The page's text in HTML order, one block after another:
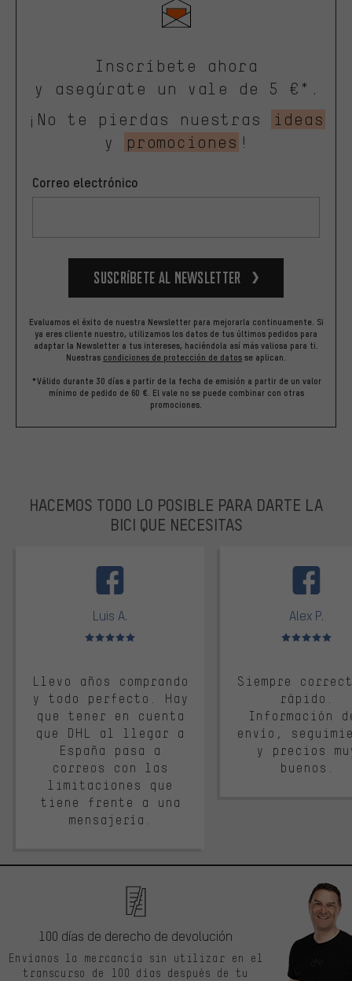
Inscríbete ahora
y asegúrate un vale de 5 €*.
¡No te pierdas nuestras
ideas
y
promociones !
Correo electrónico
Suscríbete al newsletter
Evaluamos el éxito de nuestra Newsletter para mejorarla continuamente. Si
ya eres cliente nuestro, utilizamos los datos de tus últimos pedidos para
adaptar la Newsletter a tus intereses, haciéndola así más valiosa para ti.
Nuestras condiciones de protección de datos se aplican.
*Válido durante 30 días a partir de la fecha de emisión a partir de un valor
mínimo de pedido de 60 €. El vale no se puede combinar con otras
promociones.
HACEMOS TODO LO POSIBLE PARA DARTE LA
BICI QUE NECESITAS
Luis A.
Valoración media: 5 de 5
Llevo años comprando
y todo perfecto. Hay
que tener en cuenta
que DHL al llegar a
España pasa a
correos con las
limitaciones que
tiene frente a una
mensajería.
Alex P.
Valoración
Siempre
rápido.
Información
envío,
y precios
buenos.
100 días de derecho de devolución
Envíanos la mercancía sin utilizar en el
transcurso de 100 días después de tu